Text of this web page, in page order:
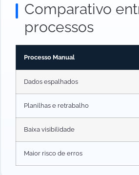
Comparativo
processos
Processo Manual
Dados espalhados
Planilhas e retrabalho
Baixa visibilidade
Maior risco de erros